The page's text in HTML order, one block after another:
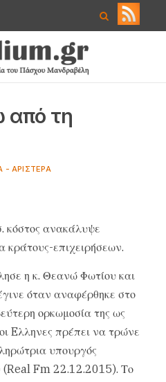
από τη
- ΑΡΙΣΤΕΡΆ
κόστος ανακάλυψε
κράτους-επιχειρήσεων.
η κ. Θεανώ Φωτίου και
όταν αναφέρθηκε στο
ορκωμοσία της ως
Eλληνες πρέπει να τρώνε
υπουργός
Fm 22.12.2015). Το